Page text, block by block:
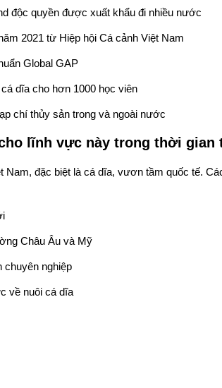
độc quyền được xuất khẩu đi nhiều nước
2021 từ Hiệp hội Cá cảnh Việt Nam
Global GAP
dĩa cho hơn 1000 học viên
chí thủy sản trong và ngoài nước
lĩnh vực này trong thời gian
đặc biệt là cá dĩa, vươn tầm quốc tế.
Châu Âu và Mỹ
chuyên nghiệp
về nuôi cá dĩa